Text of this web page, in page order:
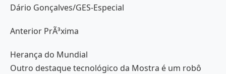
Dário Gonçalves/GES-Especial
Anterior PrÃ³xima
Herança do Mundial
Outro destaque tecnológico da Mostra é um robô